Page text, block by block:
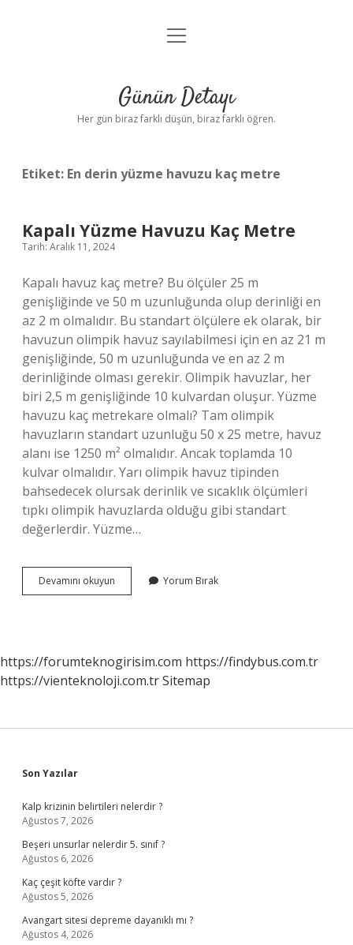
Anasayfa
Yasal Uyarı
menüyü
Günün Detayı
Her gün biraz farklı düşün, biraz farklı öğren.
Etiket: En derin yüzme havuzu kaç metre
Kapalı Yüzme Havuzu Kaç Metre
Tarih: Aralık 11, 2024
Kapalı havuz kaç metre? Bu ölçüler 25 m
genişliğinde ve 50 m uzunluğunda olup derinliği en
az 2 m olmalıdır. Bu standart ölçülere ek olarak, bir
havuzun olimpik havuz sayılabilmesi için en az 21 m
genişliğinde, 50 m uzunluğunda ve en az 2 m
derinliğinde olması gerekir. Olimpik havuzlar, her
biri 2,5 m genişliğinde 10 kulvardan oluşur. Yüzme
havuzu kaç metrekare olmalı? Tam olimpik
havuzların standart uzunluğu 50 x 25 metre, havuz
alanı ise 1250 m² olmalıdır. Ancak toplamda 10
kulvar olmalıdır. Yarı olimpik havuz tipinden
bahsedecek olursak derinlik ve sıcaklık ölçümleri
tıpkı olimpik havuzlarda olduğu gibi standart
değerlerdir. Yüzme…
Devamını okuyun
Yüzme
Yorum Bırak
https://forumteknogirisim.com https://findybus.com.tr
https://vienteknoloji.com.trSitemap
Sidebar
Son Yazılar
Kalp krizinin belirtileri nelerdir ?
Ağustos 7, 2026
Beşeri unsurlar nelerdir 5. sınıf ?
Ağustos 6, 2026
Kaç çeşit köfte vardır ?
Ağustos 5, 2026
Avangart sitesi depreme dayanıklı mı ?
Ağustos 4, 2026